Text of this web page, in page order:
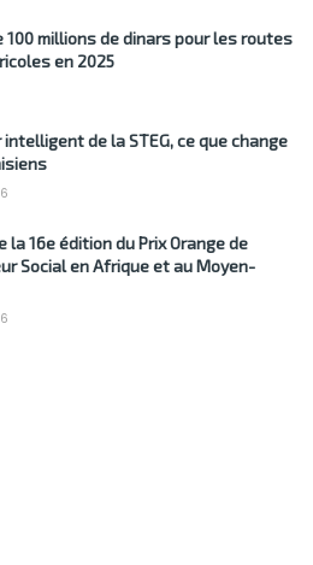
100 millions de dinars pour les routes
en 2025
de la STEG, ce que change
la 16e édition du Prix Orange de
Social en Afrique et au Moyen-